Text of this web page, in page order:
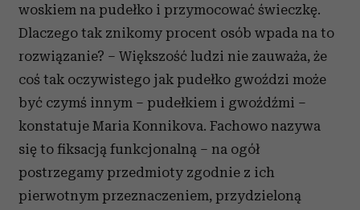
woskiem na pudełko i przymocować świeczkę.
Dlaczego tak znikomy procent osób wpada na to
rozwiązanie? – Większość ludzi nie zauważa, że
coś tak oczywistego jak pudełko gwoździ może
być czymś innym – pudełkiem i gwoźdźmi –
konstatuje Maria Konnikova. Fachowo nazywa
się to fiksacją funkcjonalną – na ogół
postrzegamy przedmioty zgodnie z ich
pierwotnym przeznaczeniem, przydzieloną